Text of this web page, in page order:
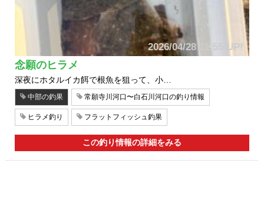
2026/04/28 11:55 UP!
念願のヒラメ
深夜にホタルイカ餌で根魚を狙って、小…
中部の釣果 常願寺川河口〜白石川河口の釣り情報
ヒラメ釣り フラットフィッシュ釣果
この釣り情報の詳細をみる